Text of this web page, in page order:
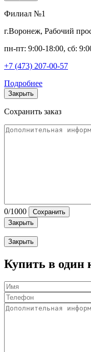
Филиал №1
г.Воронеж, Рабочий
пн-пт: 9:00-18:00, сб:
+7 (473) 207-00-57
Подробнее
Закрыть
Сохранить заказ
0/1000
Сохранить
Закрыть
Закрыть
Купить в один